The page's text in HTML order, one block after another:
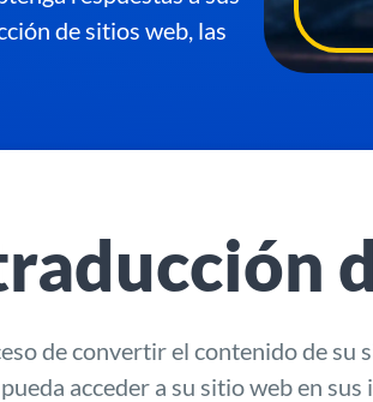
de sitios web, las
de convertir el contenido de su
acceder a su sitio web en